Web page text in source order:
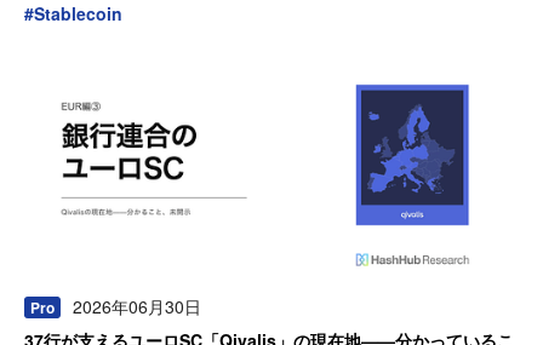
#Stablecoin
Pro
2026年06月30日
37行が支えるユーロSC「Qivalis」の現在地——分かっているこ